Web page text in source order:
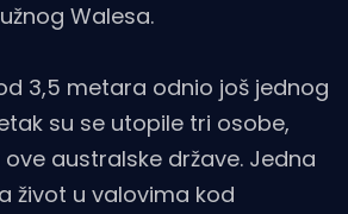
Walesa.
3,5 metara odnio još jednog
su se utopile tri osobe,
australske države. Jedna
život u valovima kod